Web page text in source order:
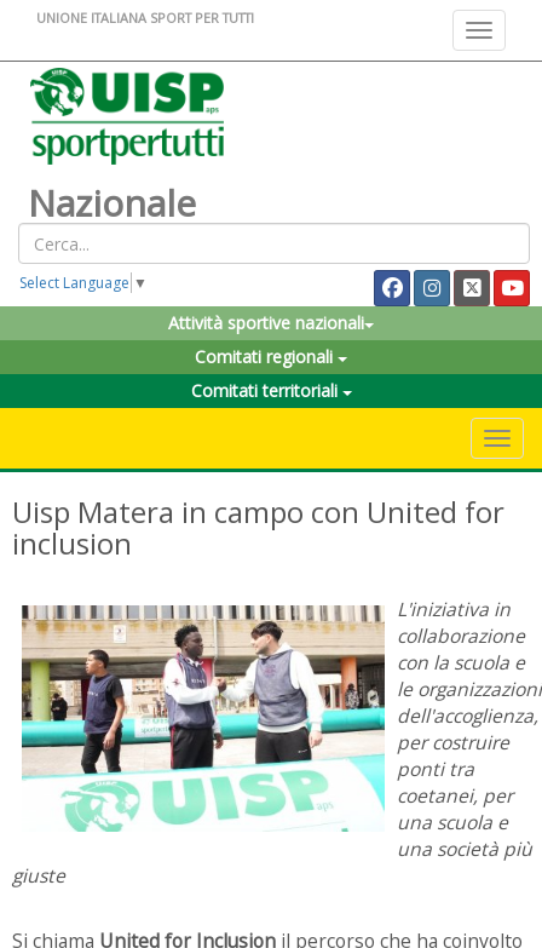
Toggle
UNIONE ITALIANA SPORT PER TUTTI
Nazionale
Select Language ▼
Attività sportive nazionali
Comitati regionali
Comitati territoriali
Uisp Matera in campo con United for
inclusion
L'iniziativa in
collaborazione
con la scuola e
le organizzazioni
dell'accoglienza,
per costruire
ponti tra
coetanei, per
una scuola e
una società più
giuste
Si chiama United for Inclusion il percorso che ha coinvolto